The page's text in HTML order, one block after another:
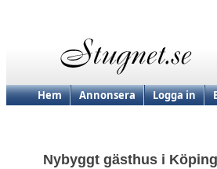
Hem Annonsera Logga in
Nybyggt gästhus i